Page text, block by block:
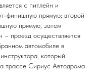
с питлейн и
финишную прямую; второй
прямую, затем
– проезд осуществляется
автомобиле в
который
трассе Сириус Автодрома